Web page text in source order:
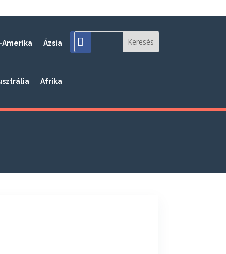
Amerika Ázsia
Afrika